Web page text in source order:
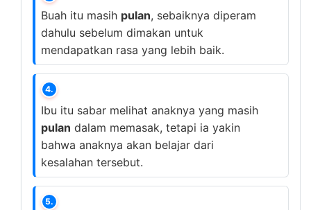
Buah itu masih pulan, sebaiknya diperam
dahulu sebelum dimakan untuk
mendapatkan rasa yang lebih baik.
4.
Ibu itu sabar melihat anaknya yang masih
pulan dalam memasak, tetapi ia yakin
bahwa anaknya akan belajar dari
kesalahan tersebut.
5.